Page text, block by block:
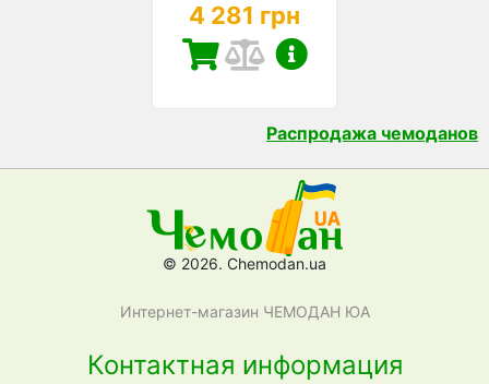
4 281 грн
Распродажа чемоданов
© 2026. Chemodan.ua
Интернет-магазин ЧЕМОДАН ЮА
Контактная информация